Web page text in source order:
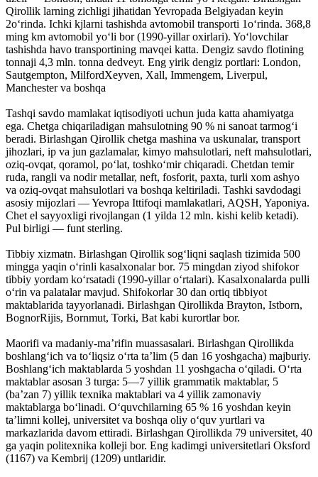
Qirollik larning zichligi jihatidan Yevropada Belgiyadan keyin
2oʻrinda. Ichki kjlarni tashishda avtomobil transporti 1oʻrinda. 368,8
ming km avtomobil yoʻli bor (1990-yillar oxirlari). Yoʻlovchilar
tashishda havo transportining mavqei katta. Dengiz savdo flotining
tonnaji 4,3 mln. tonna dedveyt. Eng yirik dengiz portlari: London,
Sautgempton, MilfordXeyven, Xall, Immengem, Liverpul,
Manchester va boshqa
Tashqi savdo mamlakat iqtisodiyoti uchun juda katta ahamiyatga
ega. Chetga chiqariladigan mahsulotning 90 % ni sanoat tarmogʻi
beradi. Birlashgan Qirollik chetga mashina va uskunalar, transport
jihozlari, ip va jun gazlamalar, kimyo mahsulotlari, neft mahsulotlari,
oziq-ovqat, qoramol, poʻlat, toshkoʻmir chiqaradi. Chetdan temir
ruda, rangli va nodir metallar, neft, fosforit, paxta, turli xom ashyo
va oziq-ovqat mahsulotlari va boshqa keltiriladi. Tashki savdodagi
asosiy mijozlari — Yevropa Ittifoqi mamlakatlari, AQSH, Yaponiya.
Chet el sayyoxligi rivojlangan (1 yilda 12 mln. kishi kelib ketadi).
Pul birligi — funt sterling.
Tibbiy xizmatn. Birlashgan Qirollik sogʻliqni saqlash tizimida 500
mingga yaqin oʻrinli kasalxonalar bor. 75 mingdan ziyod shifokor
tibbiy yordam koʻrsatadi (1990-yillar oʻrtalari). Kasalxonalarda pulli
oʻrin va palatalar mavjud. Shifokorlar 30 dan ortiq tibbiyot
maktablarida tayyorlanadi. Birlashgan Qirollikda Brayton, Istborn,
BognorRijis, Bornmut, Torki, Bat kabi kurortlar bor.
Maorifi va madaniy-maʼrifin muassasalari. Birlashgan Qirollikda
boshlangʻich va toʻliqsiz oʻrta taʼlim (5 dan 16 yoshgacha) majburiy.
Boshlangʻich maktablarda 5 yoshdan 11 yoshgacha oʻqiladi. Oʻrta
maktablar asosan 3 turga: 5—7 yillik grammatik maktablar, 5
(baʼzan 7) yillik texnika maktablari va 4 yillik zamonaviy
maktablarga boʻlinadi. Oʻquvchilarning 65 % 16 yoshdan keyin
taʼlimni kollej, universitet va boshqa oliy oʻquv yurtlari va
markazlarida davom ettiradi. Birlashgan Qirollikda 79 universitet, 40
ga yaqin politexnika kolleji bor. Eng kadimgi universitetlari Oksford
(1167) va Kembrij (1209) untlaridir.